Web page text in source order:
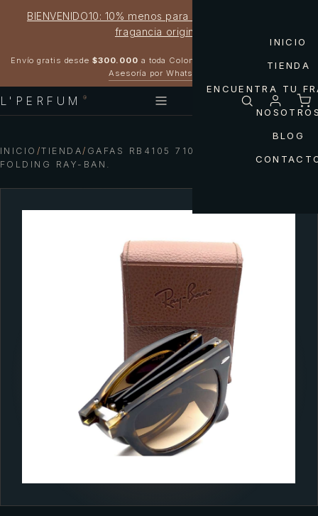
BIENVENIDO10: 10% menos para estrenar tu próxima
fragancia original
Envío gratis desde $300.000 a toda Colombia
Asesoría por WhatsApp
L'PERFUM ®
INICIO
TIENDA
ENCUENTRA TU
BLOG
INICIO /TIENDA/ GAFAS RB4105 710/51 WAYFARER
FOLDING RAY-BAN.